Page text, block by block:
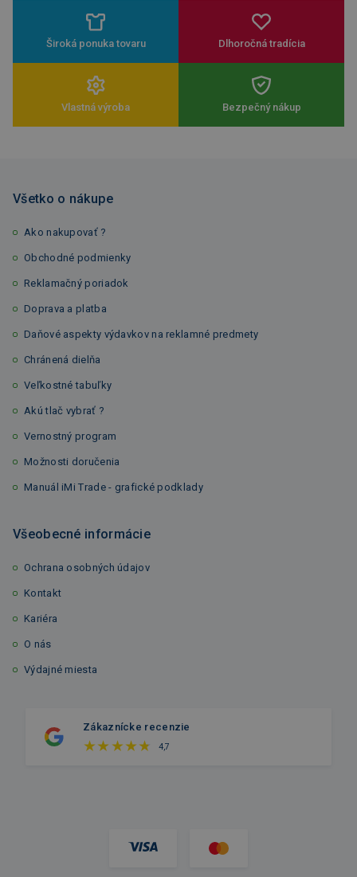
Široká ponuka tovaru Dlhoročná tradícia
Vlastná výroba Bezpečný nákup
Všetko o nákupe
Ako nakupovať ?
Obchodné podmienky
Reklamačný poriadok
Doprava a platba
Daňové aspekty výdavkov na reklamné predmety
Chránená dielňa
Veľkostné tabuľky
Akú tlač vybrať ?
Vernostný program
Možnosti doručenia
Manuál iMi Trade - grafické podklady
Všeobecné informácie
Ochrana osobných údajov
Kontakt
Kariéra
O nás
Výdajné miesta
Zákaznícke recenzie
4,7